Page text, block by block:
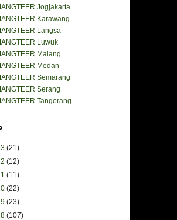
Jogjakarta
Karawang
Langsa
Luwuk
Malang
Medan
Semarang
Serang
Tangerang
(21)
(12)
(11)
(22)
(23)
(107)